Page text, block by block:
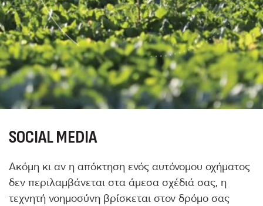
SOCIALMEDIA
Ακόμη κι αν η απόκτηση ενός αυτόνομου οχήματος
δεν περιλαμβάνεται στα άμεσα σχέδιά σας, η
τεχνητή νοημοσύνη βρίσκεται στον δρόμο σας